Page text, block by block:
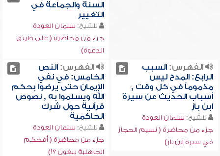
السنة والجماعة في
التغيير
للشيخ: سلمان العودة
جزء من محاضرة ( على طريق
الدعوة)
الفهرس:السبب
الرابع: المدح ليس
مذموماً في كل وقت ,
أسباب الحديث عن سيرة
ابن باز
للشيخ: سلمان العودة
جزء من محاضرة ( نسيم الحجاز
في سيرة ابن باز)
الفهرس:النص
الخامس: في نفي
الإيمان حتى يرضوا بحكم
الله ويسلموا به , نصوص
قرآنية حول شرك
الحاكمية
للشيخ: سلمان العودة
جزء من محاضرة ( أفحكم
الجاهلية يبغون ؟!)